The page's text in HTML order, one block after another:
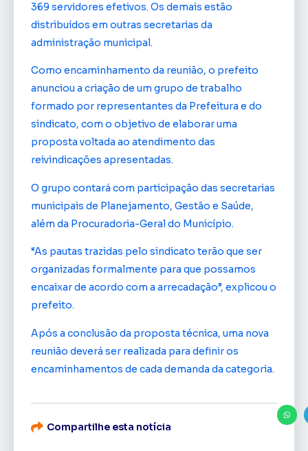
369 servidores efetivos. Os demais estão
distribuídos em outras secretarias da
administração municipal.
Como encaminhamento da reunião, o prefeito
anunciou a criação de um grupo de trabalho
formado por representantes da Prefeitura e do
sindicato, com o objetivo de elaborar uma
proposta voltada ao atendimento das
reivindicações apresentadas.
O grupo contará com participação das secretarias
municipais de Planejamento, Gestão e Saúde,
além da Procuradoria-Geral do Município.
“As pautas trazidas pelo sindicato terão que ser
organizadas formalmente para que possamos
encaixar de acordo com a arrecadação”, explicou o
prefeito.
Após a conclusão da proposta técnica, uma nova
reunião deverá ser realizada para definir os
encaminhamentos de cada demanda da categoria.
Compartilhe esta notícia